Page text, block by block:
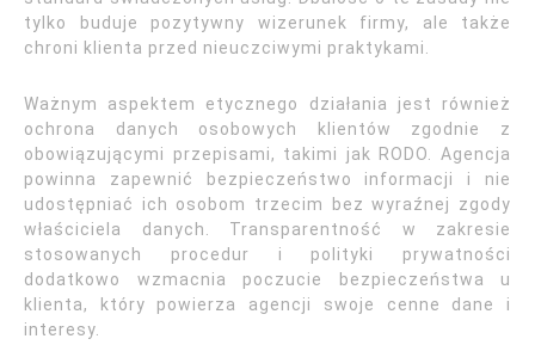
tylko buduje pozytywny wizerunek firmy, ale także
chroni klienta przed nieuczciwymi praktykami.
Ważnym aspektem etycznego działania jest również
ochrona danych osobowych klientów zgodnie z
obowiązującymi przepisami, takimi jak RODO. Agencja
powinna zapewnić bezpieczeństwo informacji i nie
udostępniać ich osobom trzecim bez wyraźnej zgody
właściciela danych. Transparentność w zakresie
stosowanych procedur i polityki prywatności
dodatkowo wzmacnia poczucie bezpieczeństwa u
klienta, który powierza agencji swoje cenne dane i
interesy.